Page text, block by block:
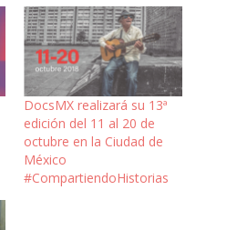
DocsMX realizará su 13ª
edición del 11 al 20 de
octubre en la Ciudad de
México
#CompartiendoHistorias